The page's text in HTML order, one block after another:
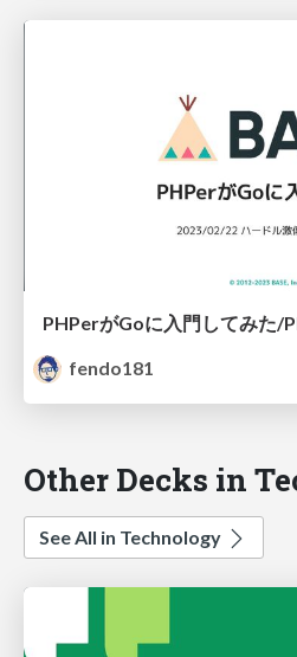
fendo181
Other Decks in
See All in Technology